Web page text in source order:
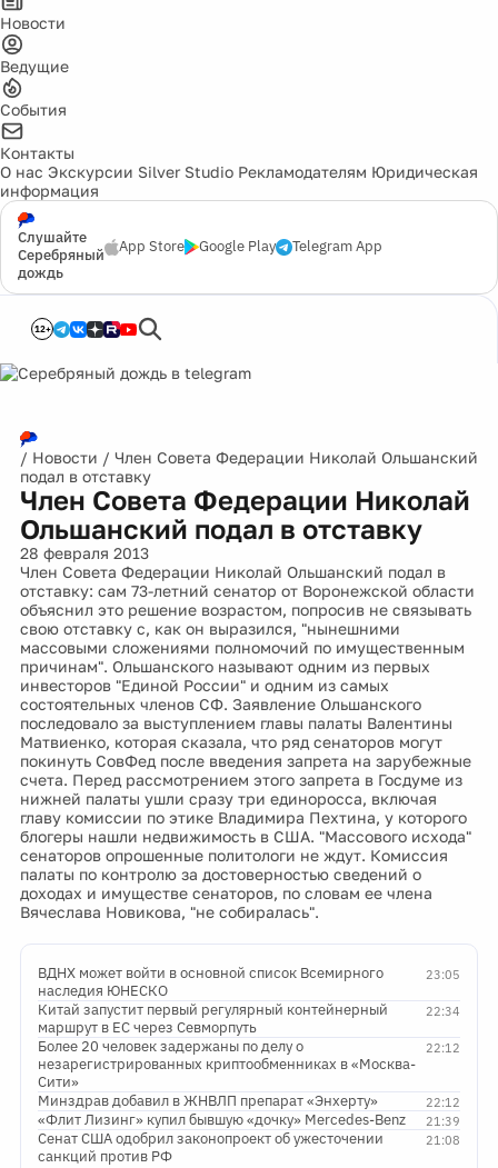
Новости
Ведущие
События
Контакты
О нас Экскурсии Silver Studio Рекламодателям Юридическая
информация
Слушайте
Серебряный
дождь
App Store Google Play Telegram App
12+
/ Новости / Член Совета Федерации Николай Ольшанский
подал в отставку
Член Совета Федерации Николай
Ольшанский подал в отставку
28 февраля 2013
Член Совета Федерации Николай Ольшанский подал в
отставку: сам 73-летний сенатор от Воронежской области
объяснил это решение возрастом, попросив не связывать
свою отставку с, как он выразился, "нынешними
массовыми сложениями полномочий по имущественным
причинам". Ольшанского называют одним из первых
инвесторов "Единой России" и одним из самых
состоятельных членов СФ. Заявление Ольшанского
последовало за выступлением главы палаты Валентины
Матвиенко, которая сказала, что ряд сенаторов могут
покинуть СовФед после введения запрета на зарубежные
счета. Перед рассмотрением этого запрета в Госдуме из
нижней палаты ушли сразу три единоросса, включая
главу комиссии по этике Владимира Пехтина, у которого
блогеры нашли недвижимость в США. "Массового исхода"
сенаторов опрошенные политологи не ждут. Комиссия
палаты по контролю за достоверностью сведений о
доходах и имуществе сенаторов, по словам ее члена
Вячеслава Новикова, "не собиралась".
23:05
ВДНХ может войти в основной список Всемирного
наследия ЮНЕСКО
22:34
Китай запустит первый регулярный контейнерный
маршрут в ЕС через Севморпуть
22:12
Более 20 человек задержаны по делу о
незарегистрированных криптообменниках в «Москва-
Сити»
22:12
Минздрав добавил в ЖНВЛП препарат «Энхерту»
21:39
«Флит Лизинг» купил бывшую «дочку» Mercedes-Benz
21:08
Сенат США одобрил законопроект об ужесточении
санкций против РФ